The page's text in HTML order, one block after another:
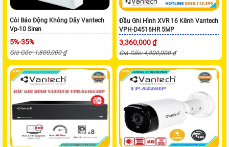
Còi Báo Động Không Dây Vantech
Vp-10 Siren
5%-35%
Giá Gốc: 1,800,000 ₫
Đầu Ghi Hình XVR 16 Kênh Vantech
VPH-D4516HR 5MP
3,360,000 ₫
Giá Gốc: 4,800,000 ₫